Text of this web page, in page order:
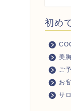
初め
美
ご
お
サ